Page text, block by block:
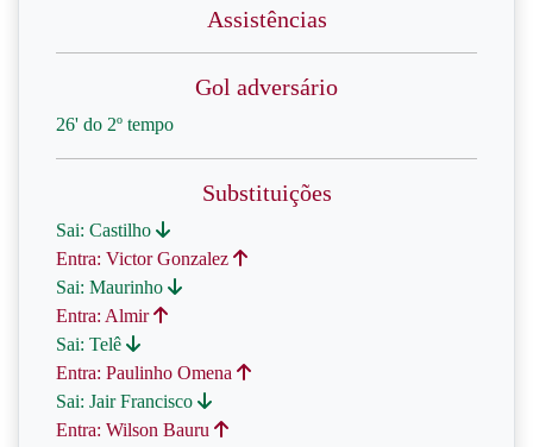
Assistências
Gol adversário
26' do 2º tempo
Substituições
Sai: Castilho
Entra: Victor Gonzalez
Sai: Maurinho
Entra: Almir
Sai: Telê
Entra: Paulinho Omena
Sai: Jair Francisco
Entra: Wilson Bauru